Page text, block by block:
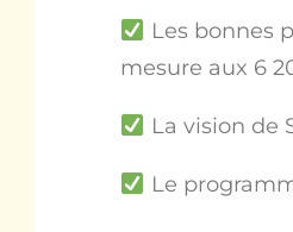
Les bonnes
mesure aux 6
La vision de
Le